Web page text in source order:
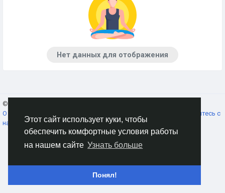
Этот сайт использует куки, чтобы
обеспечить комфортные условия работы
на нашем сайте Узнать больше
Понял!
Нет данных для отображения
© 2026 AnimeSocial.SU - Первая аниме сеть!
О нас
Свяжитесь с
нами
Каталог